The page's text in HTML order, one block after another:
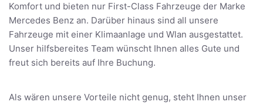
Komfort und bieten nur First-Class Fahrzeuge der Marke
Mercedes Benz an. Darüber hinaus sind all unsere
Fahrzeuge mit einer Klimaanlage und Wlan ausgestattet.
Unser hilfsbereites Team wünscht Ihnen alles Gute und
freut sich bereits auf Ihre Buchung.
Als wären unsere Vorteile nicht genug, steht Ihnen unser